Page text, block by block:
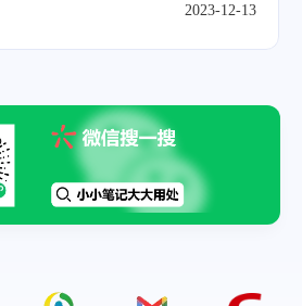
2023-12-13